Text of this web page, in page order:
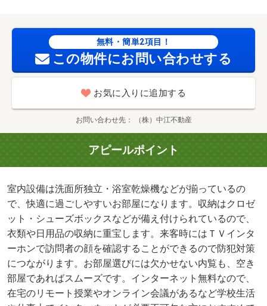
無料・簡単2項目！
この物件にお問い合わせする
お気に入りに追加する
お問い合わせ先 （株）中江不動産
アピールポイント
室内設備は洗面所独立・浴室乾燥機などが揃っているの
で、快適に過ごしやすいお部屋になります。収納はクロゼ
ット・シューズボックスなどが備え付けられているので、
衣類や日用品の収納に重宝します。来客時にはＴＶインタ
ーホンで訪問者の顔を確認することができるので防犯対策
につながります。お部屋選びには欠かせない内覧も、空き
部屋であればスムーズです。インターネット無料なので、
在宅のリモート授業やオンライン会議があるなど学校生活